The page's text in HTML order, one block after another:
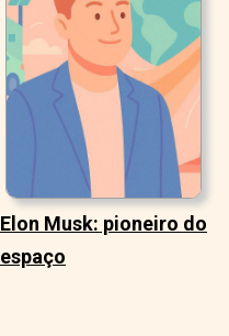
Elon Musk: pioneiro do
espaço